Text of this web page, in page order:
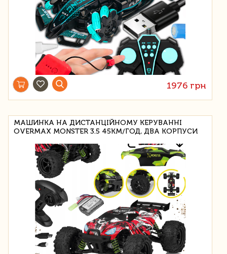
1976 грн
МАШИНКА НА ДИСТАНЦІЙНОМУ КЕРУВАННІ
OVERMAX MONSTER 3.5 45КМ/ГОД, ДВА КОРПУСИ